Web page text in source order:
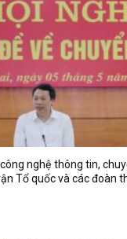
nghệ thông tin,
Tổ quốc và các đoàn